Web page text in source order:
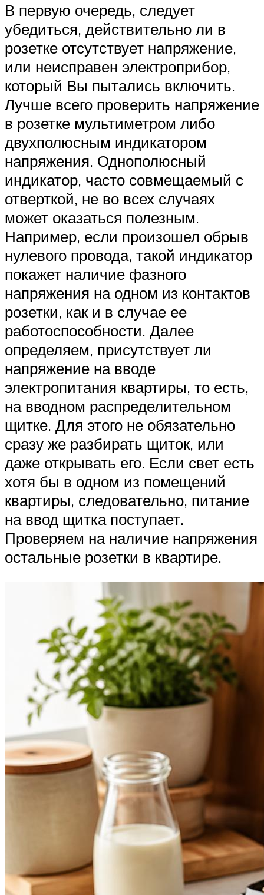
В первую очередь, следует
убедиться, действительно ли в
розетке отсутствует напряжение,
или неисправен электроприбор,
который Вы пытались включить.
Лучше всего проверить напряжение
в розетке мультиметром либо
двухполюсным индикатором
напряжения. Однополюсный
индикатор, часто совмещаемый с
отверткой, не во всех случаях
может оказаться полезным.
Например, если произошел обрыв
нулевого провода, такой индикатор
покажет наличие фазного
напряжения на одном из контактов
розетки, как и в случае ее
работоспособности. Далее
определяем, присутствует ли
напряжение на вводе
электропитания квартиры, то есть,
на вводном распределительном
щитке. Для этого не обязательно
сразу же разбирать щиток, или
даже открывать его. Если свет есть
хотя бы в одном из помещений
квартиры, следовательно, питание
на ввод щитка поступает.
Проверяем на наличие напряжения
остальные розетки в квартире.